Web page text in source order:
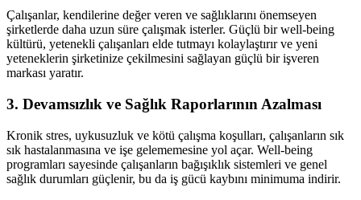
Çalışanlar, kendilerine değer veren ve sağlıklarını önemseyen
şirketlerde daha uzun süre çalışmak isterler. Güçlü bir well-being
kültürü, yetenekli çalışanları elde tutmayı kolaylaştırır ve yeni
yeteneklerin şirketinize çekilmesini sağlayan güçlü bir işveren
markası yaratır.
3. Devamsızlık ve Sağlık Raporlarının Azalması
Kronik stres, uykusuzluk ve kötü çalışma koşulları, çalışanların sık
sık hastalanmasına ve işe gelememesine yol açar. Well-being
programları sayesinde çalışanların bağışıklık sistemleri ve genel
sağlık durumları güçlenir, bu da iş gücü kaybını minimuma indirir.